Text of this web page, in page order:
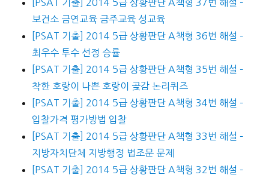
[PSAT 기출] 2014 5급 상황판단 A책형 37번 해설 –
보건소 금연교육 금주교육 성교육
[PSAT 기출] 2014 5급 상황판단 A책형 36번 해설 –
최우수 투수 선정 승률
[PSAT 기출] 2014 5급 상황판단 A책형 35번 해설 –
착한 호랑이 나쁜 호랑이 곶감 논리퀴즈
[PSAT 기출] 2014 5급 상황판단 A책형 34번 해설 –
입찰가격 평가방법 입찰
[PSAT 기출] 2014 5급 상황판단 A책형 33번 해설 –
지방자치단체 지방행정 법조문 문제
[PSAT 기출] 2014 5급 상황판단 A책형 32번 해설 –